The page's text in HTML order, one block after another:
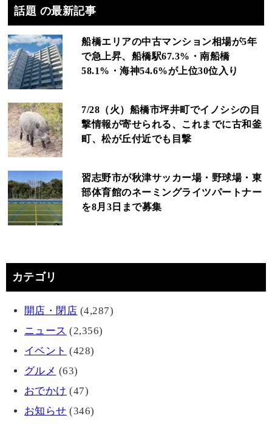
話題 の最新記事
船橋エリアの中古マンション相場が5年
で急上昇、船橋駅67.3%・南船橋
58.1%・海神54.6%が上位30位入り
7/28（火）船橋市坪井町でイノシシの目
撃情報が寄せられる、これまでに古和釜
町、松が丘付近でも目撃
習志野市が秋津サッカー場・野球場・東
部体育館のネーミングライツパートナー
を8月3日まで募集
カテゴリ
開店・閉店 (4,287)
ニュース (2,356)
イベント (428)
グルメ (63)
おでかけ (47)
お知らせ (346)